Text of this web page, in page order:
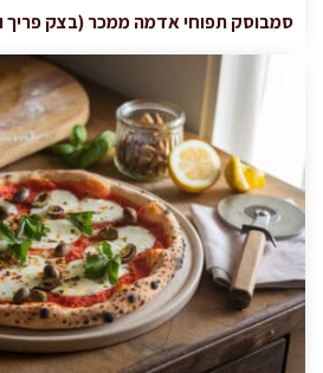
סמבוסק תפוחי אדמה ממכר (בצק פריך